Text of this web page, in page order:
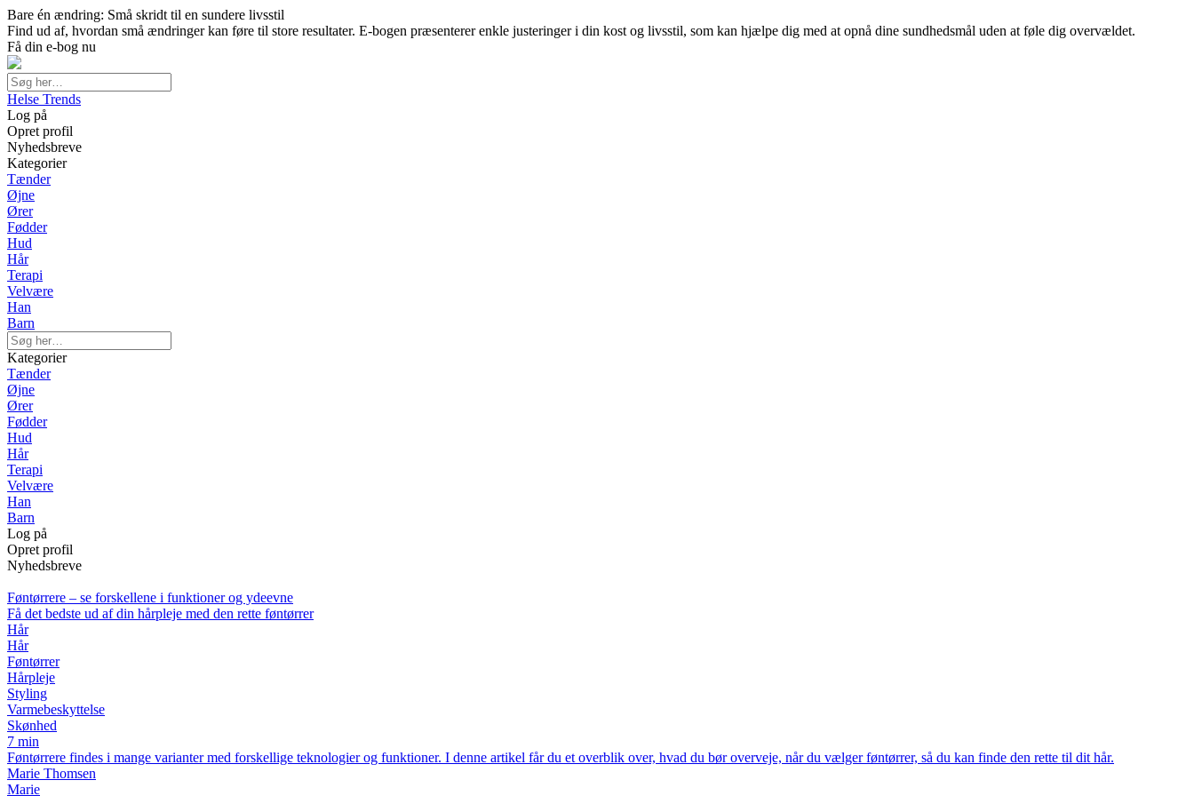
Bare én ændring: Små skridt til en sundere livsstil
Find ud af, hvordan små ændringer kan føre til store resultater. E-bogen præsenterer enkle justeringer i din kost og livsstil, som kan hjælpe dig med at opnå dine sundhedsmål uden at føle dig overvældet.
Få din e-bog nu
Helse Trends
Log på
Opret profil
Nyhedsbreve
Kategorier
Tænder
Øjne
Ører
Fødder
Hud
Hår
Terapi
Velvære
Han
Barn
Kategorier
Tænder
Øjne
Ører
Fødder
Hud
Hår
Terapi
Velvære
Han
Barn
Log på
Opret profil
Nyhedsbreve
Føntørrere – se forskellene i funktioner og ydeevne
Få det bedste ud af din hårpleje med den rette føntørrer
Hår
Hår
Føntørrer
Hårpleje
Styling
Varmebeskyttelse
Skønhed
7 min
Føntørrere findes i mange varianter med forskellige teknologier og funktioner. I denne artikel får du et overblik over, hvad du bør overveje, når du vælger føntørrer, så du kan finde den rette til dit hår.
Marie Thomsen
Marie